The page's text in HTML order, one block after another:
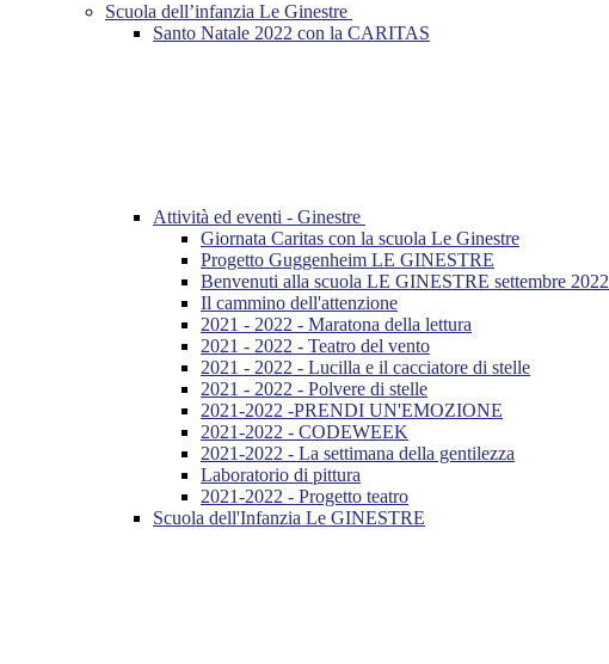
Scuola dell’infanzia Le Ginestre
Santo Natale 2022 con la CARITAS
Attività ed eventi - Ginestre
Giornata Caritas con la scuola Le Ginestre
Progetto Guggenheim LE GINESTRE
Benvenuti alla scuola LE GINESTRE settembre 2022
Il cammino dell'attenzione
2021 - 2022 - Maratona della lettura
2021 - 2022 - Teatro del vento
2021 - 2022 - Lucilla e il cacciatore di stelle
2021 - 2022 - Polvere di stelle
2021-2022 -PRENDI UN'EMOZIONE
2021-2022 - CODEWEEK
2021-2022 - La settimana della gentilezza
Laboratorio di pittura
2021-2022 - Progetto teatro
Scuola dell'Infanzia Le GINESTRE